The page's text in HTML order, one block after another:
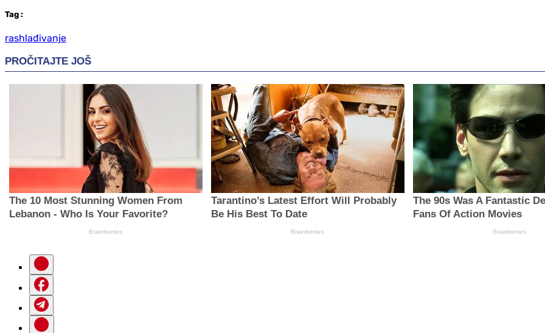
Tag :
rashlađivanje